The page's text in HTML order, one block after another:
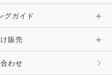
トラップ
グガイド
販売
わせ